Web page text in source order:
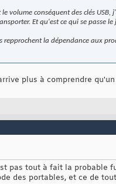
volume conséquent des clés
Et qu'est ce qui se passe
repprochent la dépendance aux
plus à comprendre
pas tout à fait la probable
des portables, et ce de